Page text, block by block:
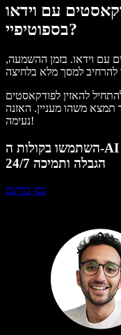
עם וידאו
בספוטיפיי?
עם וידאו. בזמן ההשמעה,
להאזין לפודקאסטים
תמצא משהו מעניין. האזנה
נעימה!
השתמשו בקולות ה-AI המתקדמים ביותר, קבצים ללא
הגבלה ותמיכה 24/7
נסו בחינם